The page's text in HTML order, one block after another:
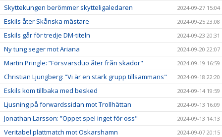
Skyttekungen berömmer skytteligaledaren 2024-09-27 15:04
Eskils åter Skånska mästare 2024-09-25 23:08
Eskils går för tredje DM-titeln 2024-09-23 20:31
Ny tung seger mot Ariana 2024-09-20 22:07
Martin Pringle: ”Försvarsduo åter från skador" 2024-09-19 16:59
Christian Ljungberg: ”Vi är en stark grupp tillsammans" 2024-09-18 22:20
Eskils kom tillbaka med besked 2024-09-14 19:59
Ljusning på forwardssidan mot Trollhättan 2024-09-13 16:09
Jonathan Larsson: ”Öppet spel inget för oss" 2024-09-13 14:13
Veritabel plattmatch mot Oskarshamn 2024-09-07 20:15